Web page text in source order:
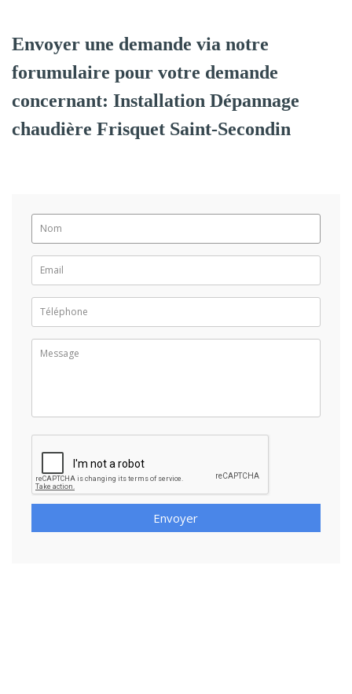
Envoyer une demande via notre
forumulaire pour votre demande
concernant: Installation Dépannage
chaudière Frisquet Saint-Secondin
Envoyer